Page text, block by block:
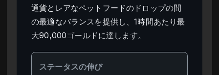
通貨とレアなペットフードのドロップの間
の最適なバランスを提供し、1時間あたり最
大90,000ゴールドに達します。
ステータスの伸び